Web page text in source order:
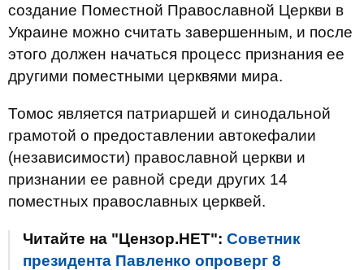
создание Поместной Православной Церкви в
Украине можно считать завершенным, и после
этого должен начаться процесс признания ее
другими поместными церквями мира.
Томос является патриаршей и синодальной
грамотой о предоставлении автокефалии
(независимости) православной церкви и
признании ее равной среди других 14
поместных православных церквей.
Читайте на "Цензор.НЕТ": Советник
президента Павленко опроверг 8